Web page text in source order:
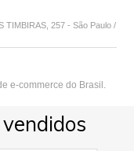
TIMBIRAS, 257 - São Paulo /
e-commerce do Brasil.